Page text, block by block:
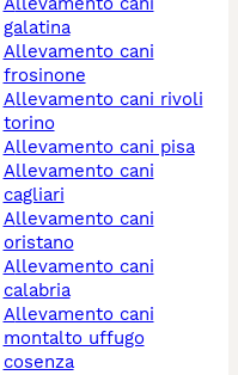
galatina
allevamento cani
frosinone
allevamento cani rivoli
torino
allevamento cani pisa
allevamento cani
cagliari
allevamento cani
oristano
allevamento cani
calabria
allevamento cani
montalto uffugo
cosenza